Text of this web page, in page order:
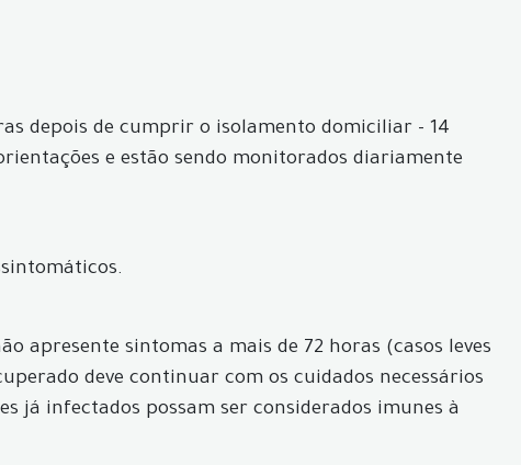
depois de cumprir o isolamento domiciliar - 14
e estão sendo monitorados diariamente
apresente sintomas a mais de 72 horas (casos leves
deve continuar com os cuidados necessários
já infectados possam ser considerados imunes à